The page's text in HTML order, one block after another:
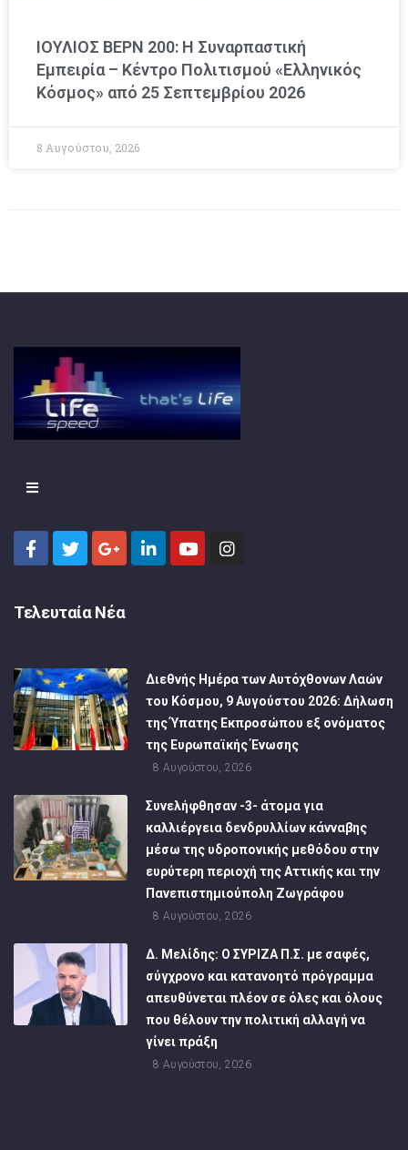
ΙΟΥΛΙΟΣ ΒΕΡΝ 200: Η Συναρπαστική
Εμπειρία – Κέντρο Πολιτισμού «Ελληνικός
Κόσμος» από 25 Σεπτεμβρίου 2026
8 Αυγούστου, 2026
Τελευταία Νέα
Διεθνής Ημέρα των Αυτόχθονων Λαών
του Κόσμου, 9 Αυγούστου 2026: Δήλωση
της Ύπατης Εκπροσώπου εξ ονόματος
της Ευρωπαϊκής Ένωσης
8 Αυγούστου, 2026
Συνελήφθησαν -3- άτομα για
καλλιέργεια δενδρυλλίων κάνναβης
μέσω της υδροπονικής μεθόδου στην
ευρύτερη περιοχή της Αττικής και την
Πανεπιστημιούπολη Ζωγράφου
8 Αυγούστου, 2026
Δ. Μελίδης: Ο ΣΥΡΙΖΑ Π.Σ. με σαφές,
σύγχρονο και κατανοητό πρόγραμμα
απευθύνεται πλέον σε όλες και όλους
που θέλουν την πολιτική αλλαγή να
γίνει πράξη
8 Αυγούστου, 2026